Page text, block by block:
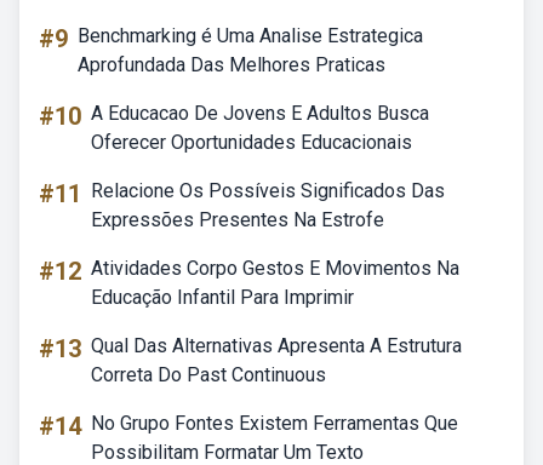
#9 Benchmarking é Uma Analise Estrategica
Aprofundada Das Melhores Praticas
#10 A Educacao De Jovens E Adultos Busca
Oferecer Oportunidades Educacionais
#11
Relacione Os Possíveis Significados Das
Expressões Presentes Na Estrofe
#12 Atividades Corpo Gestos E Movimentos Na
Educação Infantil Para Imprimir
#13 Qual Das Alternativas Apresenta A Estrutura
Correta Do Past Continuous
#14 No Grupo Fontes Existem Ferramentas Que
Possibilitam Formatar Um Texto